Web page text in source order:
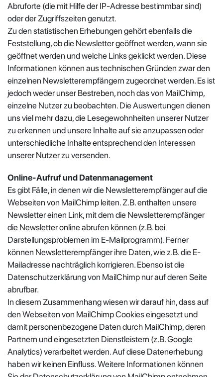
Abruforte (die mit Hilfe der IP-Adresse bestimmbar sind)
oder der Zugriffszeiten genutzt.
Zu den statistischen Erhebungen gehört ebenfalls die
Feststellung, ob die Newsletter geöffnet werden, wann sie
geöffnet werden und welche Links geklickt werden. Diese
Informationen können aus technischen Gründen zwar den
einzelnen Newsletterempfängern zugeordnet werden. Es ist
jedoch weder unser Bestreben, noch das von MailChimp,
einzelne Nutzer zu beobachten. Die Auswertungen dienen
uns viel mehr dazu, die Lesegewohnheiten unserer Nutzer
zu erkennen und unsere Inhalte auf sie anzupassen oder
unterschiedliche Inhalte entsprechend den Interessen
unserer Nutzer zu versenden.
Online-Aufruf und Datenmanagement
Es gibt Fälle, in denen wir die Newsletterempfänger auf die
Webseiten von MailChimp leiten. Z.B. enthalten unsere
Newsletter einen Link, mit dem die Newsletterempfänger
die Newsletter online abrufen können (z.B. bei
Darstellungsproblemen im E-Mailprogramm). Ferner
können Newsletterempfänger ihre Daten, wie z.B. die E-
Mailadresse nachträglich korrigieren. Ebenso ist die
Datenschutzerklärung von MailChimp nur auf deren Seite
abrufbar.
In diesem Zusammenhang wiesen wir darauf hin, dass auf
den Webseiten von MailChimp Cookies eingesetzt und
damit personenbezogene Daten durch MailChimp, deren
Partnern und eingesetzten Dienstleistern (z.B. Google
Analytics) verarbeitet werden. Auf diese Datenerhebung
haben wir keinen Einfluss. Weitere Informationen können